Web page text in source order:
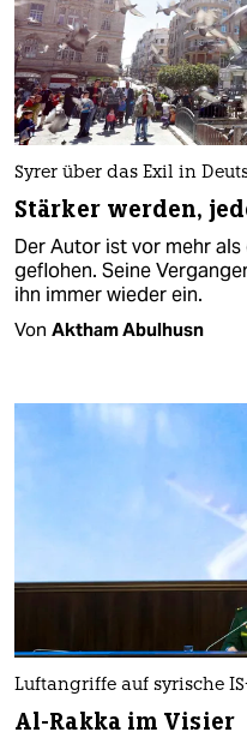
Syrer über das Exil in
Stärker werden,
Der Autor ist vor mehr
geflohen. Seine
ihn immer wieder ein.
Von Aktham Abulhusn
Luftangriffe auf syrische
Al-Rakka im Visier